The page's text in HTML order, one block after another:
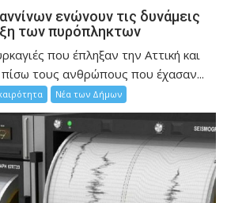
ενώνουν τις δυνάμεις
των πυρόπληκτων
που έπληξαν την Αττική και
τους ανθρώπους που έχασαν...
Νέα των Δήμων